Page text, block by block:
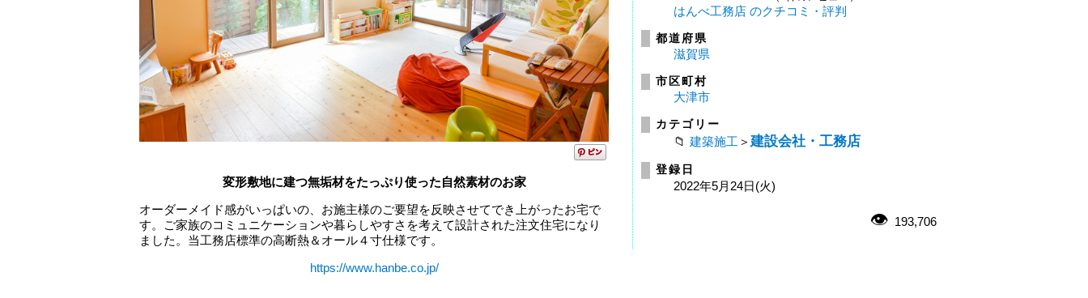
変形敷地に建つ無垢材をたっぷり使った自然素材のお家
オーダーメイド感がいっぱいの、お施主様のご要望を反映させてでき上がったお宅で
す。ご家族のコミュニケーションや暮らしやすさを考えて設計された注文住宅になり
ました。当工務店標準の高断熱＆オール４寸仕様です。
https://www.hanbe.co.jp/
はんべ工務店 のクチコミ・評判
都道府県
滋賀県
市区町村
大津市
カテゴリー
建築施工＞ 建設会社・工務店
登録日
2022年5月24日(火)
193,706